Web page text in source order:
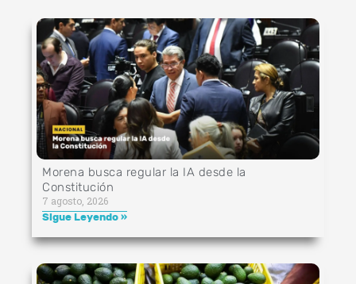
Morena busca regular la IA desde la
Constitución
7 agosto, 2026
Sigue Leyendo »